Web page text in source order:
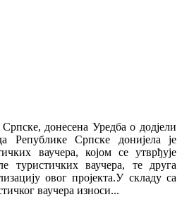
донесена Уредба о додјели
Републике Српске донијела је
ваучера, којом се утврђује
туристичких ваучера, те друга
овог пројекта.У складу са
ваучера износи...